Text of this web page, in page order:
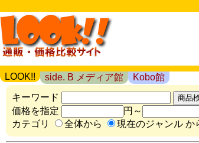
LOOK!! side. B メディア館
Kobo館
キーワード
価格を指定
円～
カテゴリ
全体から 現在のジャンル か